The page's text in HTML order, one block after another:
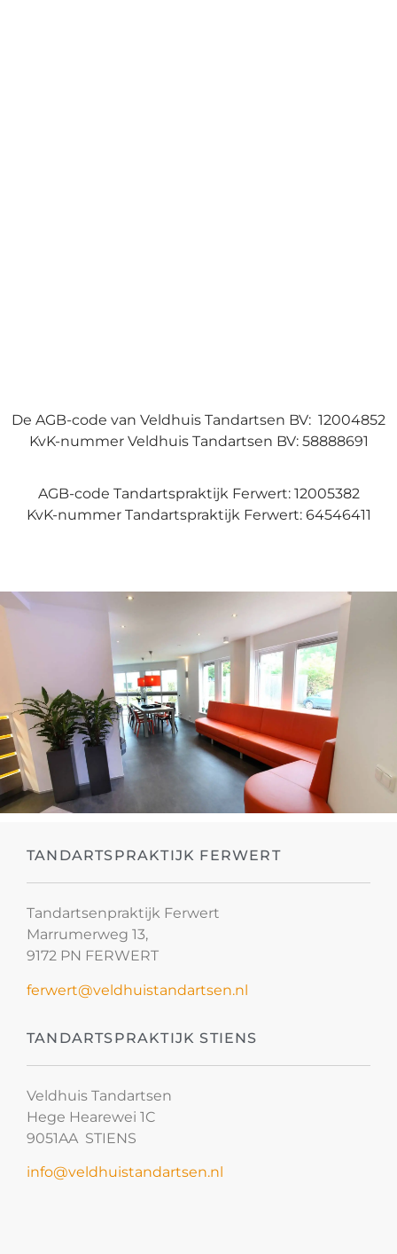
De AGB-code van Veldhuis Tandartsen BV: 12004852
KvK-nummer Veldhuis Tandartsen BV: 58888691
AGB-code Tandartspraktijk Ferwert: 12005382
KvK-nummer Tandartspraktijk Ferwert: 64546411
TANDARTSPRAKTIJK FERWERT
Tandartsenpraktijk Ferwert
Marrumerweg 13,
9172 PN FERWERT
ferwert@veldhuistandartsen.nl
TANDARTSPRAKTIJK STIENS
Veldhuis Tandartsen
Hege Hearewei 1C
9051AA STIENS
info@veldhuistandartsen.nl